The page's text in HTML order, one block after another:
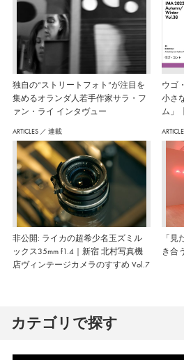
独自の“ストリートフォト”が注目を
集めるオランダ人若手作家サラ・フ
ァン・ライ インタヴュー
ウゴ
小さ
ム」
ARTICLES ／ 連載
非公開: ライカの超希少名玉ズミル
ックス35mm f1.4｜新宿 北村写真機
店ヴィンテージカメラのすすめ Vol.7
「
き合
カテゴリで探す